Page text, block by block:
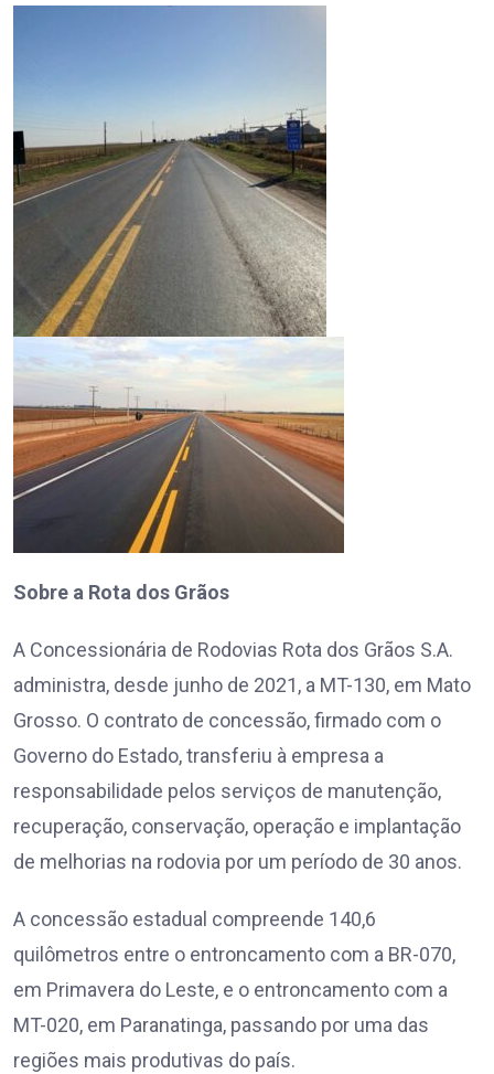
Sobre a Rota dos Grãos
A Concessionária de Rodovias Rota dos Grãos S.A.
administra, desde junho de 2021, a MT-130, em Mato
Grosso. O contrato de concessão, firmado com o
Governo do Estado, transferiu à empresa a
responsabilidade pelos serviços de manutenção,
recuperação, conservação, operação e implantação
de melhorias na rodovia por um período de 30 anos.
A concessão estadual compreende 140,6
quilômetros entre o entroncamento com a BR-070,
em Primavera do Leste, e o entroncamento com a
MT-020, em Paranatinga, passando por uma das
regiões mais produtivas do país.